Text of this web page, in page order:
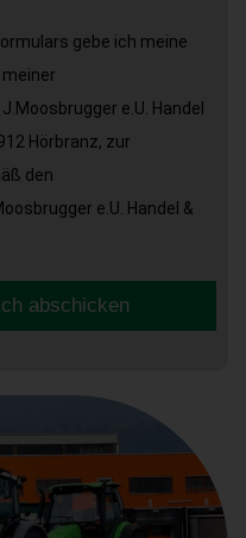
gebe ich meine
e.U. Handel
Hörbranz, zur
den
e.U. Handel &
abschicken